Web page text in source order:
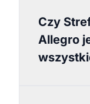
Czy
Allegro